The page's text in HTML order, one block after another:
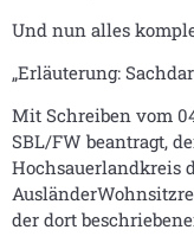
Und nun alles
„Erläuterung:
Mit Schreiben vom
SBL/FW beantragt,
Hochsauerlandkreis
der dort